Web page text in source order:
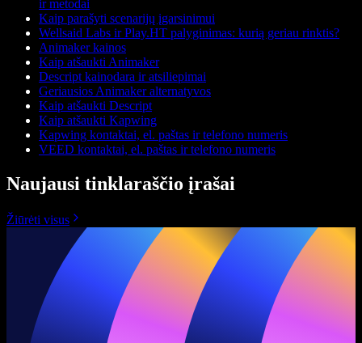
ir metodai
Kaip parašyti scenarijų įgarsinimui
Wellsaid Labs ir Play.HT palyginimas: kurią geriau rinktis?
Animaker kainos
Kaip atšaukti Animaker
Descript kainodara ir atsiliepimai
Geriausios Animaker alternatyvos
Kaip atšaukti Descript
Kaip atšaukti Kapwing
Kapwing kontaktai, el. paštas ir telefono numeris
VEED kontaktai, el. paštas ir telefono numeris
Naujausi tinklaraščio įrašai
Žiūrėti visus